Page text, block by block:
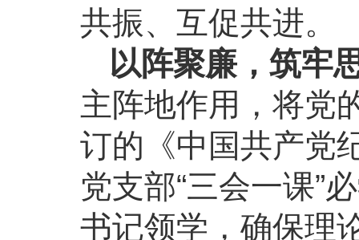
共振、互促共进。
以阵聚廉，筑牢
主阵地作用，将党
订的《中国共产党
党支部“三会一课”
书记领学，确保理